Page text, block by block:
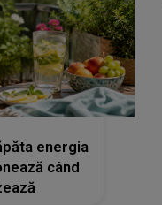
energia
când